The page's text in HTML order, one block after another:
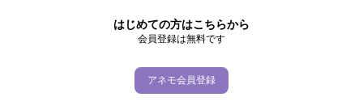
はじめての方はこちらから
会員登録は無料です
アネモ会員登録